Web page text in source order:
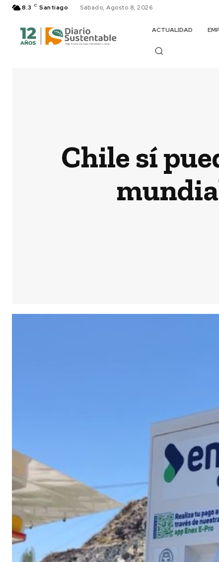
8.3 C Santiago Sábado, Agosto 8, 2026
ACTUALIDAD
Chile sí